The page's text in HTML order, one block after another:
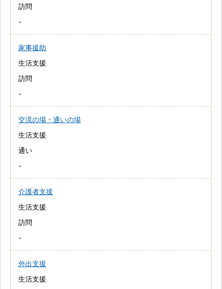
訪問
-
家事援助
生活支援
訪問
-
交流の場・通いの場
生活支援
通い
-
介護者支援
生活支援
訪問
-
外出支援
生活支援